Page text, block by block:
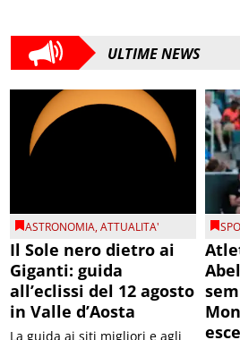
ULTIME NEWS
ASTRONOMIA,ATTUALITA'
Il Sole nero dietro ai
Giganti: guida
all’eclissi del 12 agosto
in Valle d’Aosta
La guida ai siti migliori e agli